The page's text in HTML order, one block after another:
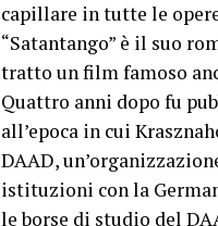
capillare in tutte le
“Satantango” è il suo
tratto un film famoso
Quattro anni dopo fu
all’epoca in cui
DAAD,
istituzioni con la
le borse di studio del